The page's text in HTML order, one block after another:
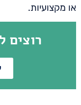
או מקצועיות.
רוצים